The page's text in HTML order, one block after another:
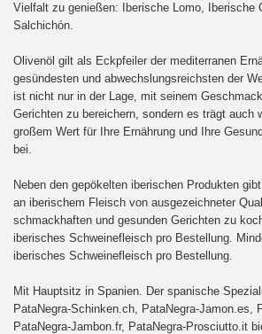
Vielfalt zu genießen: Iberische Lomo, Iberische
Salchichón.
Olivenöl gilt als Eckpfeiler der mediterranen
gesündesten und abwechslungsreichsten der
ist nicht nur in der Lage, mit seinem
Gerichten zu bereichern, sondern es trägt auch
großem Wert für Ihre Ernährung und Ihre
bei.
Neben den gepökelten iberischen Produkten
an iberischem Fleisch von ausgezeichneter
schmackhaften und gesunden Gerichten zu
iberisches Schweinefleisch pro Bestellung.
iberisches Schweinefleisch pro Bestellung.
Mit Hauptsitz in Spanien. Der spanische
PataNegra-Schinken.ch, PataNegra-Jamon.es,
PataNegra-Jambon.fr, PataNegra-Prosciutto.it